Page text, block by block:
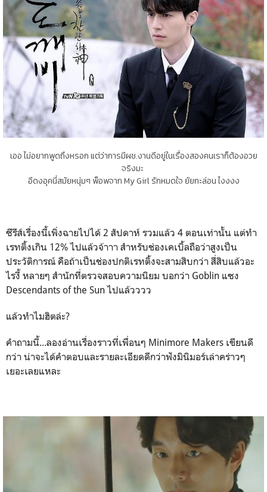
เออ ไม่อยากพูดถึงหรอก แต่ว่าการมีผช.งานดีอยู่ในเรื่องสองคนเราก็ต้องอวย
จริงมะ
อีดงอุคนี่สมัยหนุ่มๆ พ็อพจาก My Girl รักหมดใจ ยัยกะล่อน ไงงงง
ซีรีส์เรื่องนี้เพิ่งฉายไปได้ 2 สัปดาห์ รวมแล้ว 4 ตอนเท่านั้น แต่ทำ
เรทติ้งเกิน 12% ไปแล้วจ้าาา สำหรับช่องเคเบิ้ลถือว่าสูงเป็น
ประวัติการณ์ คือถ้าเป็นช่องปกติเรทติ้งจะสามสิบกว่า สี่สิบแล้วอะ
ไรงี้ หลายๆ สำนักที่ตรวจสอบความนิยม บอกว่า Goblin แซง
Descendants of the Sun ไปแล้วววว
แล้วทำไมฮิตล่ะ?
คำถามนี้...ลองอ่านเรื่องราวที่เพื่อนๆ Minimore Makers เขียนดี
กว่า น่าจะได้คำตอบและรายละเอียดดีกว่าฟังมินิมอร์เล่าคร่าวๆ
เยอะเลยแหละ